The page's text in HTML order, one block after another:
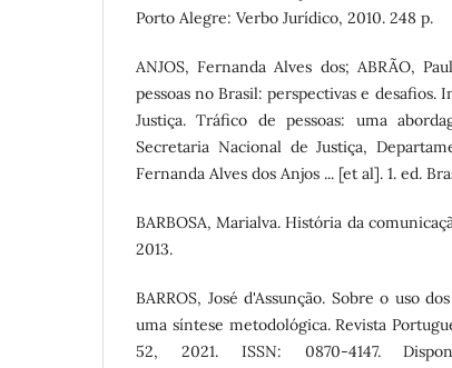
Porto Alegre: Verbo Jurídico, 2010. 248 p.
ANJOS, Fernanda Alves dos; ABRÃO,
pessoas no Brasil: perspectivas e desafios.
Justiça. Tráfico de pessoas: uma
Secretaria Nacional de Justiça,
Fernanda Alves dos Anjos ... [et al]. 1. ed.
BARBOSA, Marialva. História da
2013.
BARROS, José d'Assunção. Sobre o uso
uma síntese metodológica. Revista
52, 2021. ISSN: 0870-4147.